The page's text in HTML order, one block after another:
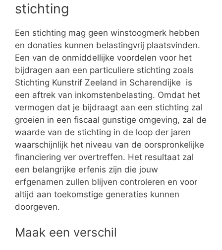
stichting
Een stichting mag geen winstoogmerk hebben
en donaties kunnen belastingvrij plaatsvinden.
Een van de onmiddellijke voordelen voor het
bijdragen aan een particuliere stichting zoals
Stichting Kunstrif Zeeland in Scharendijke is
een aftrek van inkomstenbelasting. Omdat het
vermogen dat je bijdraagt aan een stichting zal
groeien in een fiscaal gunstige omgeving, zal de
waarde van de stichting in de loop der jaren
waarschijnlijk het niveau van de oorspronkelijke
financiering ver overtreffen. Het resultaat zal
een belangrijke erfenis zijn die jouw
erfgenamen zullen blijven controleren en voor
altijd aan toekomstige generaties kunnen
doorgeven.
Maak een verschil